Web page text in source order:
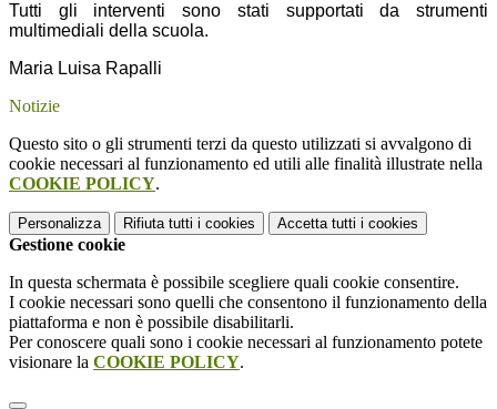
Tutti gli interventi sono stati supportati da strumenti
multimediali della scuola.
Maria Luisa Rapalli
Notizie
Questo sito o gli strumenti terzi da questo utilizzati si avvalgono di
cookie necessari al funzionamento ed utili alle finalità illustrate nella
COOKIE POLICY.
Personalizza Rifiuta tutti i cookies Accetta tutti i cookies
Gestione cookie
In questa schermata è possibile scegliere quali cookie consentire.
I cookie necessari sono quelli che consentono il funzionamento della
piattaforma e non è possibile disabilitarli.
Per conoscere quali sono i cookie necessari al funzionamento potete
visionare la COOKIE POLICY.